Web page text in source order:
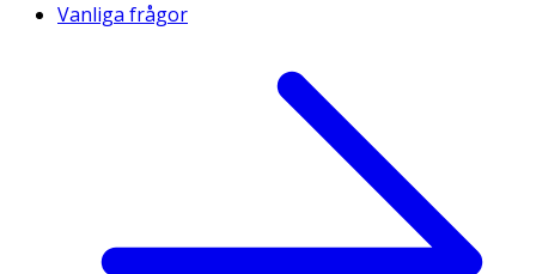
Vanliga frågor